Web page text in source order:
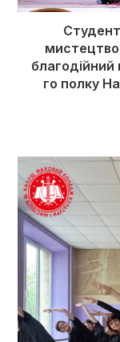
благодійний
го полку